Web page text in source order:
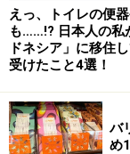
ュアリーなリゾ
ました。西スマ
オーダー後に作
にありながら、
が叶えられそう
えっ、トイレの便
も……!? 日本人の私
ドネシア」に移住
受けたこと4選！
バ
め